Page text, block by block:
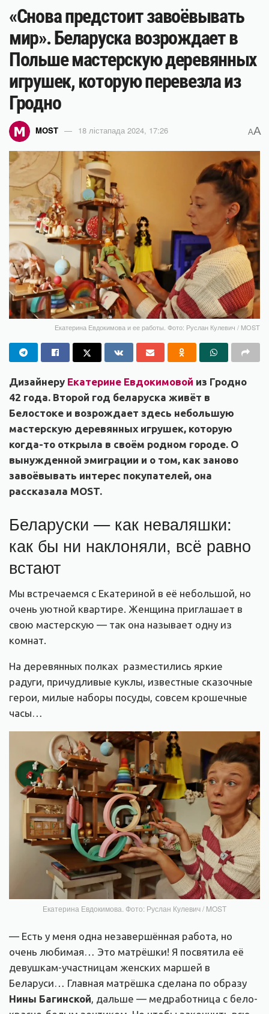
«Снова предстоит завоёвывать
мир». Беларуска возрождает в
Польше мастерскую деревянных
игрушек, которую перевезла из
Гродно
MOST 18 лістапада 2024, 17:26 AA
Екатерина Евдокимова и ее работы. Фото: Руслан Кулевич / MOST
Дизайнеру Екатерине Евдокимовой из Гродно
42 года. Второй год беларуска живёт в
Белостоке и возрождает здесь небольшую
мастерскую деревянных игрушек, которую
когда-то открыла в своём родном городе. О
вынужденной эмиграции и о том, как заново
завоёвывать интерес покупателей, она
рассказала MOST.
Беларуски — как неваляшки:
как бы ни наклоняли, всё равно
встают
Мы встречаемся с Екатериной в её небольшой, но
очень уютной квартире. Женщина приглашает в
свою мастерскую — так она называет одну из
комнат.
На деревянных полках разместились яркие
радуги, причудливые куклы, известные сказочные
герои, милые наборы посуды, совсем крошечные
часы…
Екатерина Евдокимова. Фото: Руслан Кулевич / MOST
— Есть у меня одна незавершённая работа, но
очень любимая… Это матрёшки! Я посвятила её
девушкам-участницам женских маршей в
Беларуси… Главная матрёшка сделана по образу
Нины Багинской, дальше — медработница с бело-